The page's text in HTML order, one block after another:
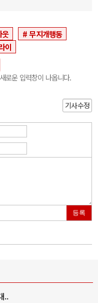
웃
무지개행동
이
로운 입력창이 나옵니다.
기사수정
등록
..